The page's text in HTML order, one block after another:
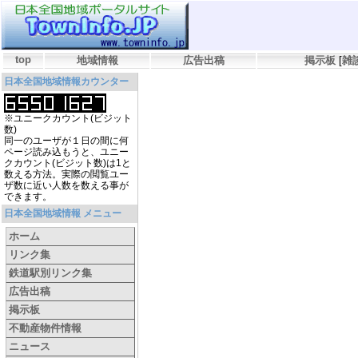
top 地域情報 広告出稿 掲示板 [雑
日本全国地域情報カウンター
※ユニークカウント(ビジット
数)
同一のユーザが１日の間に何
ページ読み込もうと、ユニー
クカウント(ビジット数)は1と
数える方法。実際の閲覧ユー
ザ数に近い人数を数える事が
できます。
日本全国地域情報 メニュー
ホーム
リンク集
鉄道駅別リンク集
広告出稿
掲示板
不動産物件情報
ニュース